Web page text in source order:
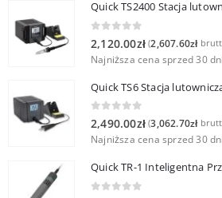
Quick TS2400 Stacja
2,120.00zł (2,607.60zł
Najniższa cena sprzed 30
0 out of 5
2,490.00zł (3,062.70zł
Najniższa cena sprzed 30
Quick TR-1 Inteligentna